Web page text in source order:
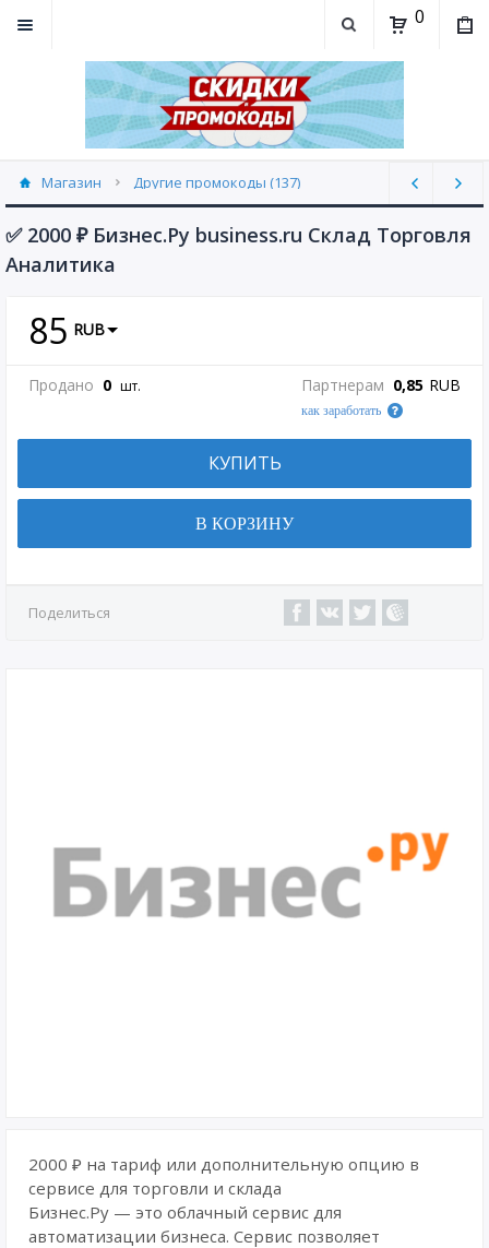
0
Магазин Другие промокоды (137)
✅ 2000 ₽ Бизнес.Ру business.ru Склад Торговля
Аналитика
85 RUB
Продано 0 шт. Партнерам 0,85 RUB
как заработать
КУПИТЬ
В КОРЗИНУ
Поделиться
2000 ₽ на тариф или дополнительную опцию в
сервисе для торговли и склада
Бизнес.Ру — это облачный сервис для
автоматизации бизнеса. Сервис позволяет